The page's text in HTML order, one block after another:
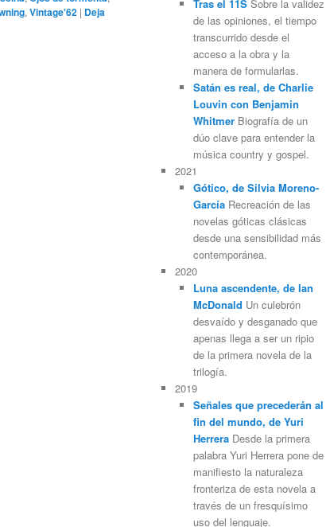
, Vintage'62 | Deja
Tras el 11SSobre la validez
de las opiniones, el tiempo
transcurrido desde el
acceso a la obra y la
manera de formularlas.
Satán es real, de Charlie
Louvin con Benjamin
WhitmerBiografía de un
dúo clave para entender la
música country y gospel.
2021
Gótico, de Silvia Moreno-
GarcíaRecreación de las
novelas góticas clásicas
desde una sensibilidad más
contemporánea.
2020
Luna ascendente, de Ian
McDonald Un culebrón
desvaído y desganado que
apenas llega a ser un ripio
de la primera novela de la
trilogía.
2019
Señales que precederán al
fin del mundo, de Yuri
HerreraDesde la primera
palabra Yuri Herrera pone de
manifiesto la naturaleza
fronteriza de esta novela a
través de un fresquísimo
uso del lenguaje.